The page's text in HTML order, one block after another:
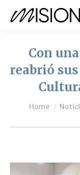
Con
reabrió
You are here:
Home